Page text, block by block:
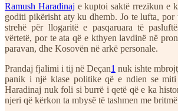
Ramush Haradinaj e kuptoi saktë rrezikun e
goditi pikërisht aty ku dhemb. Jo te lufta,
strehë për llogaritë e pasqaruara të
vërtetë, por te ata që e kthyen lavdinë në
paravan, dhe Kosovën në arkë personale.
Prandaj fjalimi i tij në Deçan1 nuk ishte
panik i një klase politike që e ndien se
Haradinaj nuk foli si burrë i qetë që e ka
njeri që kërkon ta mbysë të tashmen me